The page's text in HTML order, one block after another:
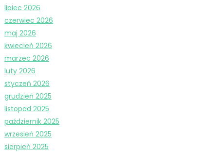
lipiec 2026
czerwiec 2026
maj 2026
kwiecień 2026
marzec 2026
luty 2026
styczeń 2026
grudzień 2025
listopad 2025
październik 2025
wrzesień 2025
sierpień 2025